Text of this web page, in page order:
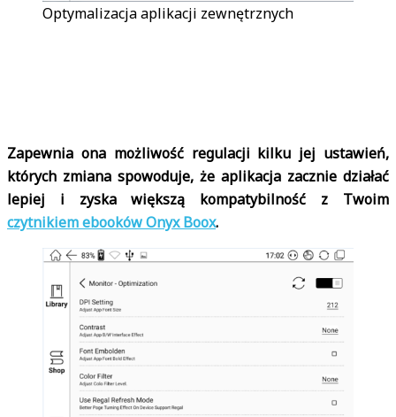
Optymalizacja aplikacji zewnętrznych
Zapewnia ona możliwość regulacji kilku jej ustawień,
których zmiana spowoduje, że aplikacja zacznie działać
lepiej i zyska większą kompatybilność z Twoim
czytnikiem ebooków Onyx Boox.